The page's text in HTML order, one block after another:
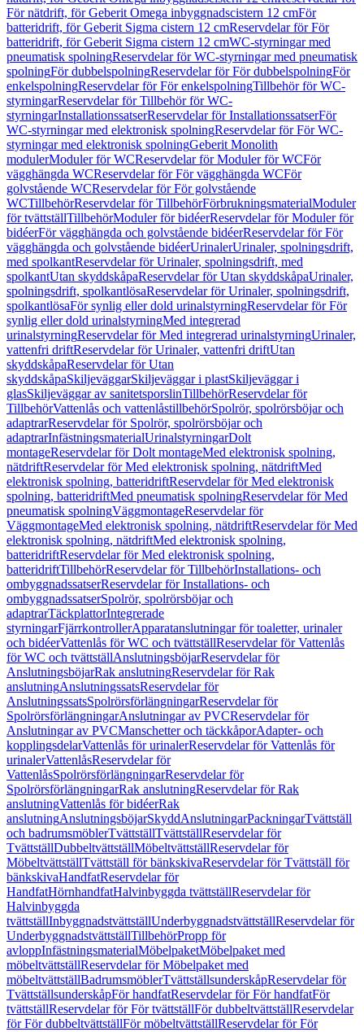
För nätdrift, för Geberit Omega inbyggnadscistern 12 cmFör
batteridrift, för Geberit Sigma cistern 12 cmReservdelar för För
batteridrift, för Geberit Sigma cistern 12 cmWC-styrningar med
pneumatisk spolningReservdelar för WC-styrningar med pneumatisk
spolningFör dubbelspolningReservdelar för För dubbelspolningFör
enkelspolningReservdelar för För enkelspolningTillbehör för WC-
styrningarReservdelar för Tillbehör för WC-
styrningarInstallationssatserReservdelar för InstallationssatserFör
WC-styrningar med elektronisk spolningReservdelar för För WC-
styrningar med elektronisk spolningGeberit Monolith
modulerModuler för WCReservdelar för Moduler för WCFör
vägghängda WCReservdelar för För vägghängda WCFör
golvstående WCReservdelar för För golvstående
WCTillbehörReservdelar för TillbehörFörbrukningsmaterialModuler
för tvättställTillbehörModuler för bidéerReservdelar för Moduler för
bidéerFör vägghängda och golvstående bidéerReservdelar för För
vägghängda och golvstående bidéerUrinalerUrinaler, spolningsdrift,
med spolkantReservdelar för Urinaler, spolningsdrift, med
spolkantUtan skyddskåpaReservdelar för Utan skyddskåpaUrinaler,
spolningsdrift, spolkantlösaReservdelar för Urinaler, spolningsdrift,
spolkantlösaFör synlig eller dold urinalstyrningReservdelar för För
synlig eller dold urinalstyrningMed integrerad
urinalstyrningReservdelar för Med integrerad urinalstyrningUrinaler,
vattenfri driftReservdelar för Urinaler, vattenfri driftUtan
skyddskåpaReservdelar för Utan
skyddskåpaSkiljeväggarSkiljeväggar i plastSkiljeväggar i
glasSkiljeväggar av sanitetsporslinTillbehörReservdelar för
TillbehörVattenlås och vattenlåstillbehörSpolrör, spolrörsböjar och
adaptrarReservdelar för Spolrör, spolrörsböjar och
adaptrarInfästningsmaterialUrinalstyrningarDolt
montageReservdelar för Dolt montageMed elektronisk spolning,
nätdriftReservdelar för Med elektronisk spolning, nätdriftMed
elektronisk spolning, batteridriftReservdelar för Med elektronisk
spolning, batteridriftMed pneumatisk spolningReservdelar för Med
pneumatisk spolningVäggmontageReservdelar för
VäggmontageMed elektronisk spolning, nätdriftReservdelar för Med
elektronisk spolning, nätdriftMed elektronisk spolning,
batteridriftReservdelar för Med elektronisk spolning,
batteridriftTillbehörReservdelar för TillbehörInstallations- och
ombyggnadssatserReservdelar för Installations- och
ombyggnadssatserSpolrör, spolrörsböjar och
adaptrarTäckplattorIntegrerade
styrningarFjärrkontrollerApparatanslutningar för toaletter, urinaler
och bidéerVattenlås för WC och tvättställReservdelar för Vattenlås
för WC och tvättställAnslutningsböjarReservdelar för
AnslutningsböjarRak anslutningReservdelar för Rak
anslutningAnslutningssatsReservdelar för
AnslutningssatsSpolrörsförlängningarReservdelar för
SpolrörsförlängningarAnslutningar av PVCReservdelar för
Anslutningar av PVCManschetter och täckkåporAdapter- och
kopplingsdelarVattenlås för urinalerReservdelar för Vattenlås för
urinalerVattenlåsReservdelar för
VattenlåsSpolrörsförlängningarReservdelar för
SpolrörsförlängningarRak anslutningReservdelar för Rak
anslutningVattenlås för bidéerRak
anslutningAnslutningsböjarSkyddAnslutningarPackningarTvättställ
och badrumsmöblerTvättställTvättställReservdelar för
TvättställDubbeltvättställMöbeltvättställReservdelar för
MöbeltvättställTvättställ för bänkskivaReservdelar för Tvättställ för
bänkskivaHandfatReservdelar för
HandfatHörnhandfatHalvinbyggda tvättställReservdelar för
Halvinbyggda
tvättställInbyggnadstvättställUnderbyggnadstvättställReservdelar för
UnderbyggnadstvättställTillbehörPropp för
avloppInfästningsmaterialMöbelpaketMöbelpaket med
möbeltvättställReservdelar för Möbelpaket med
möbeltvättställBadrumsmöblerTvättställsunderskåpReservdelar för
TvättställsunderskåpFör handfatReservdelar för För handfatFör
tvättställReservdelar för För tvättställFör dubbeltvättställReservdelar
för För dubbeltvättställFör möbeltvättställReservdelar för För